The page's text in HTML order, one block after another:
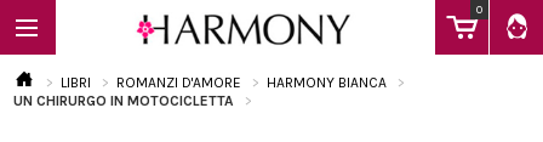
0
LIBRI ROMANZI D'AMORE
HARMONY BIANCA
UN CHIRURGO IN MOTOCICLETTA